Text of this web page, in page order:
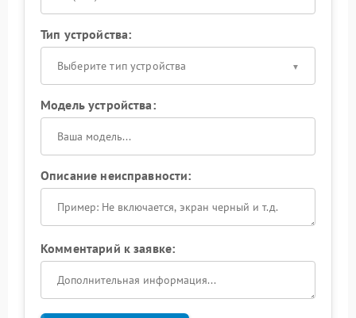
Тип устройства:
Выберите тип устройства
Модель устройства:
Описание неисправности:
Комментарий к заявке: